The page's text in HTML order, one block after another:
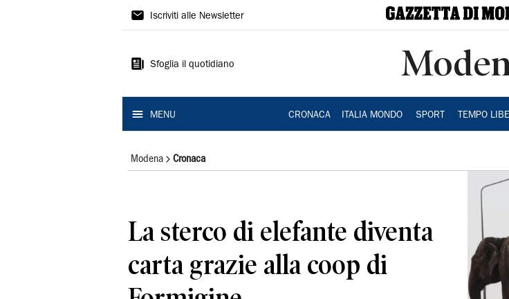
Gazzetta
Modena
Iscriviti alle Newsletter
Sfoglia il quotidiano
MENU CRONACA ITALIA MONDO SPORT TEMPO
Modena Cronaca
La sterco di elefante diventa
carta grazie alla coop di